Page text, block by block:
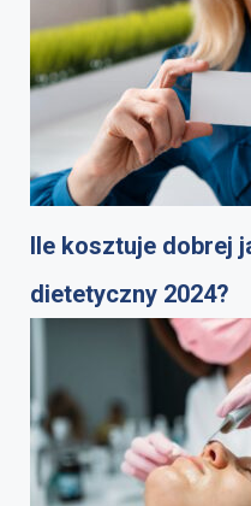
Ile kosztuje dobrej
dietetyczny 2024?